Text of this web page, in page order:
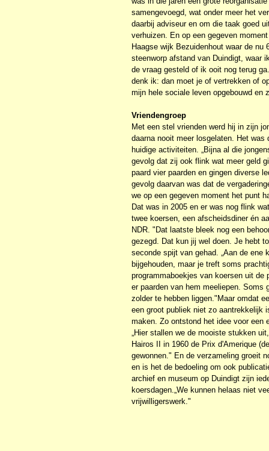
samengevoegd, wat onder meer het
daarbij adviseur en om die taak goed
verhuizen. En op een gegeven
Haagse wijk Bezuidenhout waar de nu
steenworp afstand van Duindigt, waar
de vraag gesteld of ik ooit nog terug
denk ik: dan moet je of vertrekken of
mijn hele sociale leven opgebouwd en
Vriendengroep
Met een stel vrienden werd hij in zijn
daarna nooit meer losgelaten. Het
huidige activiteiten. „Bijna al die
gevolg dat zij ook flink wat meer geld
paard vier paarden en gingen diverse
gevolg daarvan was dat de
we op een gegeven moment het punt
Dat was in 2005 en er was nog flink
twee koersen, een afscheidsdiner én
NDR. "Dat laatste bleek nog een
gezegd. Dat kun jij wel doen. Je hebt
seconde spijt van gehad. „Aan de
bijgehouden, maar je treft soms
programmaboekjes van koersen uit de
er paarden van hem meeliepen. Soms
zolder te hebben liggen."Maar omdat
een groot publiek niet zo aantrekkelijk
maken. Zo ontstond het idee voor een
„Hier stallen we de mooiste stukken
Hairos II in 1960 de Prix d'Amerique
gewonnen." En de verzameling groeit
en is het de bedoeling om ook
archief en museum op Duindigt zijn
koersdagen.„We kunnen helaas niet
vrijwilligerswerk."